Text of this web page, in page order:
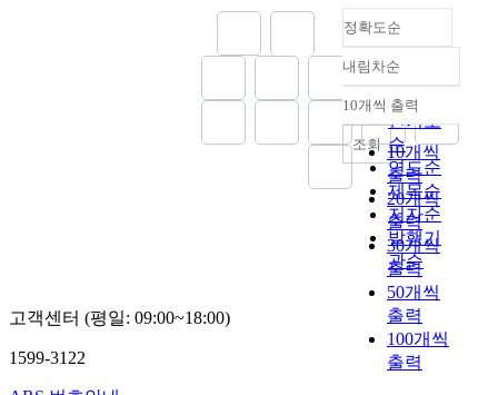
정확도순
정확도
순
인기도
순
연도순
제목순
저자순
발행기
관순
내림차순
내림차순
10개씩 출력
10개씩
출력
20개씩
출력
30개씩
출력
50개씩
출력
100개씩
출력
조회
고객센터 (평일: 09:00~18:00)
1599-3122